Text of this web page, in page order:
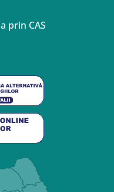
prin CAS